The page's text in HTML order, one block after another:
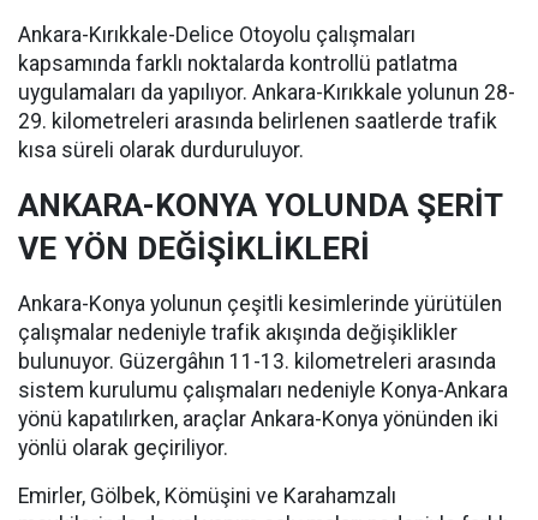
Ankara-Kırıkkale-Delice Otoyolu çalışmaları
kapsamında farklı noktalarda kontrollü patlatma
uygulamaları da yapılıyor. Ankara-Kırıkkale yolunun 28-
29. kilometreleri arasında belirlenen saatlerde trafik
kısa süreli olarak durduruluyor.
ANKARA-KONYA YOLUNDA ŞERİT
VE YÖN DEĞİŞİKLİKLERİ
Ankara-Konya yolunun çeşitli kesimlerinde yürütülen
çalışmalar nedeniyle trafik akışında değişiklikler
bulunuyor. Güzergâhın 11-13. kilometreleri arasında
sistem kurulumu çalışmaları nedeniyle Konya-Ankara
yönü kapatılırken, araçlar Ankara-Konya yönünden iki
yönlü olarak geçiriliyor.
Emirler, Gölbek, Kömüşini ve Karahamzalı